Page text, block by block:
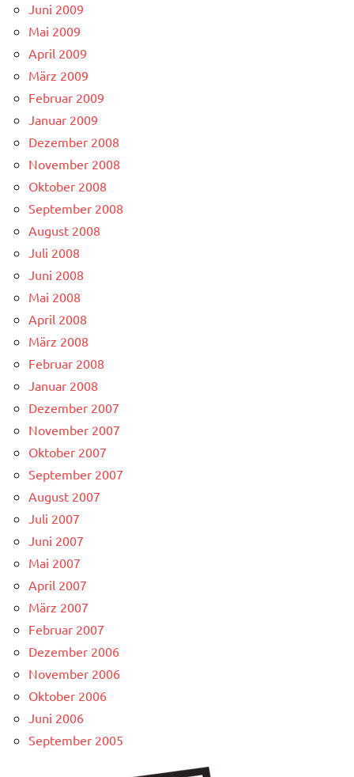
Juni 2009
Mai 2009
April 2009
März 2009
Februar 2009
Januar 2009
Dezember 2008
November 2008
Oktober 2008
September 2008
August 2008
Juli 2008
Juni 2008
Mai 2008
April 2008
März 2008
Februar 2008
Januar 2008
Dezember 2007
November 2007
Oktober 2007
September 2007
August 2007
Juli 2007
Juni 2007
Mai 2007
April 2007
März 2007
Februar 2007
Dezember 2006
November 2006
Oktober 2006
Juni 2006
September 2005